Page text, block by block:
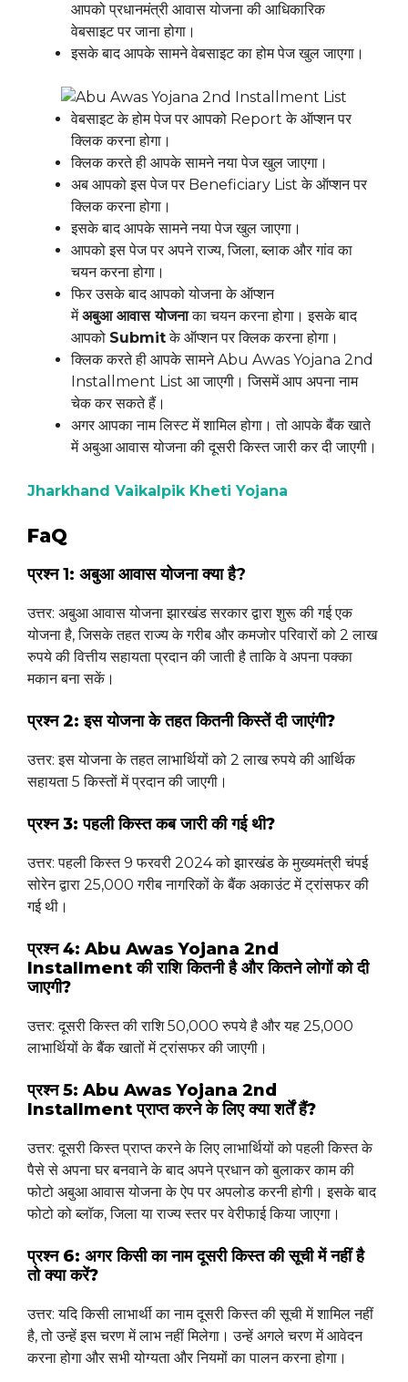
आपको प्रधानमंत्री आवास योजना की आधिकारिक
वेबसाइट पर जाना होगा।
इसके बाद आपके सामने वेबसाइट का होम पेज खुल जाएगा।
वेबसाइट के होम पेज पर आपको Report के ऑप्शन पर
क्लिक करना होगा।
क्लिक करते ही आपके सामने नया पेज खुल जाएगा।
अब आपको इस पेज पर Beneficiary List के ऑप्शन पर
क्लिक करना होगा।
इसके बाद आपके सामने नया पेज खुल जाएगा।
आपको इस पेज पर अपने राज्य, जिला, ब्लाक और गांव का
चयन करना होगा।
फिर उसके बाद आपको योजना के ऑप्शन
मेंअबुआ आवास योजनाका चयन करना होगा। इसके बाद
आपको Submitके ऑप्शन पर क्लिक करना होगा।
क्लिक करते ही आपके सामने Abu Awas Yojana 2nd
Installment List आ जाएगी। जिसमें आप अपना नाम
चेक कर सकते हैं।
अगर आपका नाम लिस्ट में शामिल होगा। तो आपके बैंक खाते
में अबुआ आवास योजना की दूसरी किस्त जारी कर दी जाएगी।
Jharkhand Vaikalpik Kheti Yojana
FaQ
प्रश्न 1: अबुआ आवास योजना क्या है?
उत्तर: अबुआ आवास योजना झारखंड सरकार द्वारा शुरू की गई एक
योजना है, जिसके तहत राज्य के गरीब और कमजोर परिवारों को 2 लाख
रुपये की वित्तीय सहायता प्रदान की जाती है ताकि वे अपना पक्का
मकान बना सकें।
प्रश्न 2: इस योजना के तहत कितनी किस्तें दी जाएंगी?
उत्तर: इस योजना के तहत लाभार्थियों को 2 लाख रुपये की आर्थिक
सहायता 5 किस्तों में प्रदान की जाएगी।
प्रश्न 3: पहली किस्त कब जारी की गई थी?
उत्तर: पहली किस्त 9 फरवरी 2024 को झारखंड के मुख्यमंत्री चंपई
सोरेन द्वारा 25,000 गरीब नागरिकों के बैंक अकाउंट में ट्रांसफर की
गई थी।
प्रश्न 4: Abu Awas Yojana 2nd
Installment की राशि कितनी है और कितने लोगों को दी
जाएगी?
उत्तर: दूसरी किस्त की राशि 50,000 रुपये है और यह 25,000
लाभार्थियों के बैंक खातों में ट्रांसफर की जाएगी।
प्रश्न 5: Abu Awas Yojana 2nd
Installment प्राप्त करने के लिए क्या शर्तें हैं?
उत्तर: दूसरी किस्त प्राप्त करने के लिए लाभार्थियों को पहली किस्त के
पैसे से अपना घर बनवाने के बाद अपने प्रधान को बुलाकर काम की
फोटो अबुआ आवास योजना के ऐप पर अपलोड करनी होगी। इसके बाद
फोटो को ब्लॉक, जिला या राज्य स्तर पर वेरीफाई किया जाएगा।
प्रश्न 6: अगर किसी का नाम दूसरी किस्त की सूची में नहीं है
तो क्या करें?
उत्तर: यदि किसी लाभार्थी का नाम दूसरी किस्त की सूची में शामिल नहीं
है, तो उन्हें इस चरण में लाभ नहीं मिलेगा। उन्हें अगले चरण में आवेदन
करना होगा और सभी योग्यता और नियमों का पालन करना होगा।